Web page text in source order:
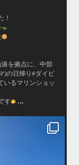
トダイビングに
！
さんの子供が10
…なんて嬉しい
おかげでビーチ
いていて梅雨明け後の
ュノーケリングとお楽